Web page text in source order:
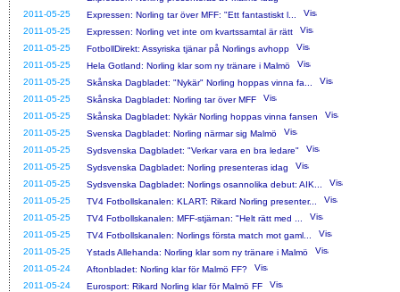
2011-05-25
Expressen: Norling tar över MFF: "Ett fantastiskt l...
2011-05-25
Expressen: Norling vet inte om kvartssamtal är rätt
2011-05-25
FotbollDirekt: Assyriska tjänar på Norlings avhopp
2011-05-25
Hela Gotland: Norling klar som ny tränare i Malmö
2011-05-25
Skånska Dagbladet: "Nykär" Norling hoppas vinna fa...
2011-05-25
Skånska Dagbladet: Norling tar över MFF
2011-05-25
Skånska Dagbladet: Nykär Norling hoppas vinna fansen
2011-05-25
Svenska Dagbladet: Norling närmar sig Malmö
2011-05-25
Sydsvenska Dagbladet: "Verkar vara en bra ledare"
2011-05-25
Sydsvenska Dagbladet: Norling presenteras idag
2011-05-25
Sydsvenska Dagbladet: Norlings osannolika debut: AIK...
2011-05-25
TV4 Fotbollskanalen: KLART: Rikard Norling presenter...
2011-05-25
TV4 Fotbollskanalen: MFF-stjärnan: "Helt rätt med ...
2011-05-25
TV4 Fotbollskanalen: Norlings första match mot gaml...
2011-05-25
Ystads Allehanda: Norling klar som ny tränare i Malmö
2011-05-24
Aftonbladet: Norling klar för Malmö FF?
2011-05-24
Eurosport: Rikard Norling klar för Malmö FF